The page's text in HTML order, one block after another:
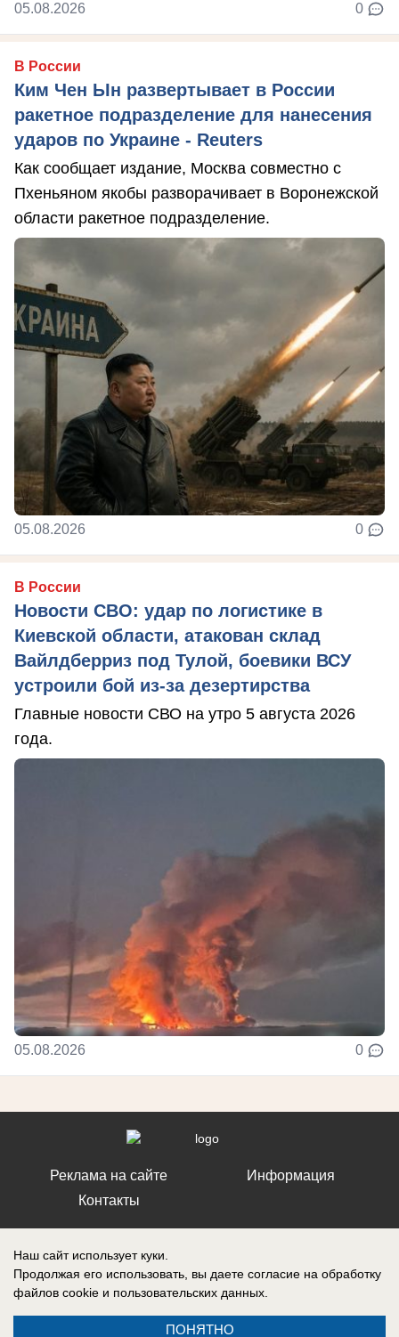
05.08.2026 0
В России
Ким Чен Ын развертывает в России
ракетное подразделение для нанесения
ударов по Украине - Reuters
Как сообщает издание, Москва совместно с
Пхеньяном якобы разворачивает в Воронежской
области ракетное подразделение.
05.08.2026 0
В России
Новости СВО: удар по логистике в
Киевской области, атакован склад
Вайлдберриз под Тулой, боевики ВСУ
устроили бой из-за дезертирства
Главные новости СВО на утро 5 августа 2026
года.
05.08.2026 0
Реклама на сайте
Контакты
Информация
Запись о регистрации СМИ: ЭЛ № ФС 77 – 86242, выдано
технологий и массовых коммуникаций (Роскомнадзор) 10 ноября 2023
Наш сайт использует куки.
Продолжая его использовать, вы даете согласие на обработку
файлов cookie и пользовательских данных.
ПОНЯТНО